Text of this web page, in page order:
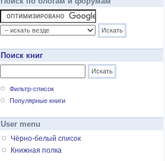
Поиск книг
Фильтр-список
Популярные книги
User menu
Чёрно-белый список
Книжная полка